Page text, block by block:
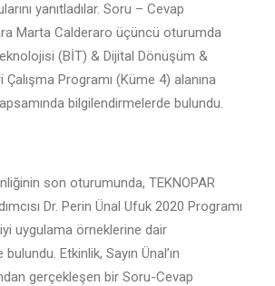
yanıtladılar. Soru – Cevap
Marta Calderaro üçüncü oturumda
(BİT) & Dijital Dönüşüm &
Çalışma Programı (Küme 4) alanına
bilgilendirmelerde bulundu.
son oturumunda, TEKNOPAR
Dr. Perin Ünal Ufuk 2020 Programı
uygulama örneklerine dair
Etkinlik, Sayın Ünal’ın
gerçekleşen bir Soru-Cevap